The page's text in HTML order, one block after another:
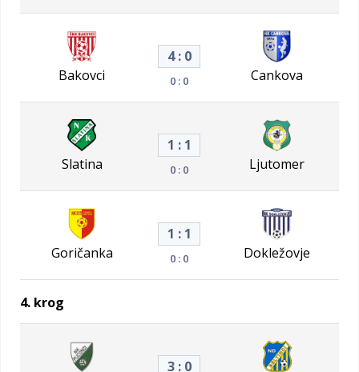
Bakovci
4 : 0
0 : 0 Cankova
Slatina
1 : 1
0 : 0 Ljutomer
Goričanka
1 : 1
0 : 0 Dokležovje
4. krog
3 : 0